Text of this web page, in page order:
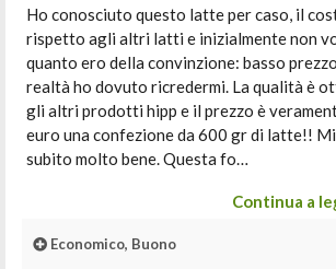
Ho conosciuto questo latte per caso, il
rispetto agli altri latti e inizialmente non
quanto ero della convinzione: basso
realtà ho dovuto ricredermi. La qualità è
gli altri prodotti hipp e il prezzo è
euro una confezione da 600 gr di latte!!
subito molto bene. Questa fo…
Continua a
Economico, Buono